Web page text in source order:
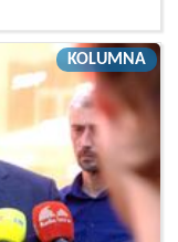
KOLUMNA